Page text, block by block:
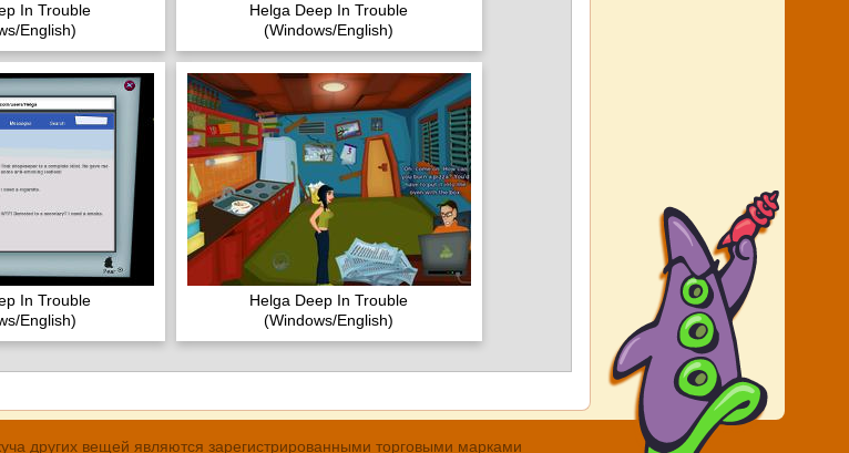
In Trouble
English)
Helga Deep In Trouble
(Windows/English)
In Trouble
English)
Helga Deep In Trouble
(Windows/English)
других вещей являются зарегистрированными торговыми марками